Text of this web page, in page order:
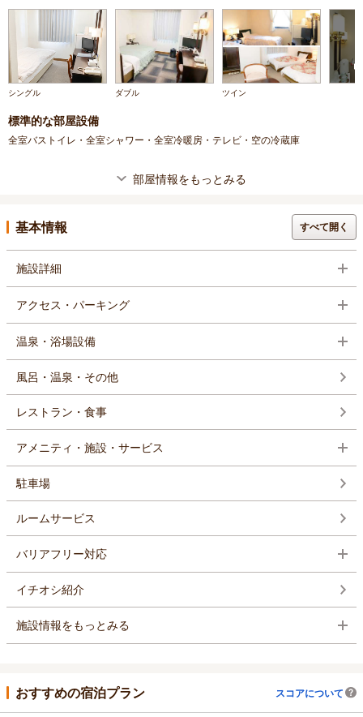
シングル ダブル ツイン
標準的な部屋設備
全室バストイレ・全室シャワー・全室冷暖房・テレビ・空の冷蔵庫
部屋情報をもっとみる
基本情報 すべて開く
施設詳細
アクセス・パーキング
温泉・浴場設備
風呂・温泉・その他
レストラン・食事
アメニティ・施設・サービス
駐車場
ルームサービス
バリアフリー対応
イチオシ紹介
施設情報をもっとみる
おすすめの宿泊プラン スコアについて